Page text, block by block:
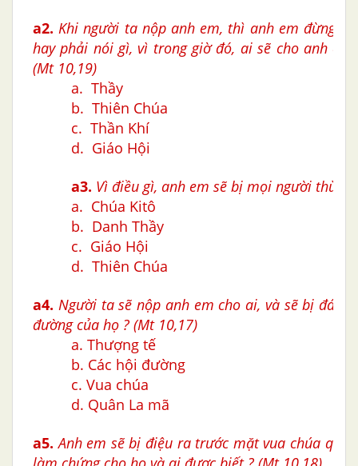
a2. Khi người ta nộp anh em, thì anh em đừng
hay phải nói gì, vì trong giờ đó, ai sẽ cho anh
(Mt 10,19)
a. Thầy
b. Thiên Chúa
c. Thần Khí
d. Giáo Hội
a3. Vì điều gì, anh em sẽ bị mọi người thù
a. Chúa Kitô
b. Danh Thầy
c. Giáo Hội
d. Thiên Chúa
a4. Người ta sẽ nộp anh em cho ai, và sẽ bị đánh
đường của họ ? (Mt 10,17)
a. Thượng tế
b. Các hội đường
c. Vua chúa
d. Quân La mã
a5. Anh em sẽ bị điệu ra trước mặt vua chúa